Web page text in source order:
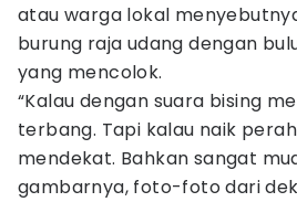
atau warga lokal
burung raja udang dengan
yang mencolok.
“Kalau dengan suara bising
terbang. Tapi kalau naik
mendekat. Bahkan sangat
gambarnya, foto-foto dari